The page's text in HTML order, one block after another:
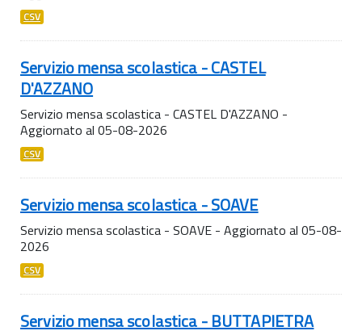
CSV
Servizio mensa scolastica - CASTEL
D'AZZANO
Servizio mensa scolastica - CASTEL D'AZZANO -
Aggiornato al 05-08-2026
CSV
Servizio mensa scolastica - SOAVE
Servizio mensa scolastica - SOAVE - Aggiornato al 05-08-
2026
CSV
Servizio mensa scolastica - BUTTAPIETRA